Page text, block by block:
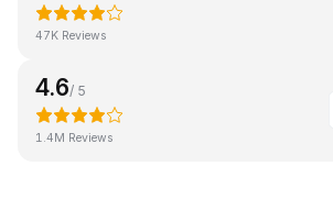
47K Reviews
4.6/ 5
1.4M Reviews